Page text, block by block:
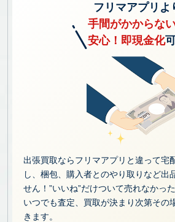
フリマアプリよ
手間がかからない
安心！即現金化
出張買取ならフリマアプリと違って宅
し、梱包、購入者とのやり取りなど出
せん！”いいね”だけついて売れなかっ
いつでも査定、買取が決まり次第その
きます。